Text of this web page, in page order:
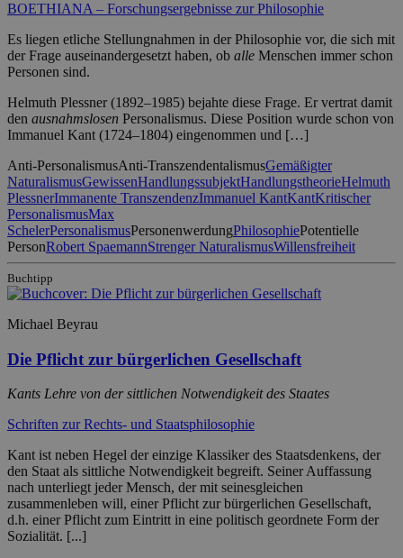
BOETHIANA – Forschungsergebnisse zur Philosophie
Es liegen etliche Stellungnahmen in der Philosophie vor, die sich mit
der Frage auseinandergesetzt haben, ob alle Menschen immer schon
Personen sind.
Helmuth Plessner (1892–1985) bejahte diese Frage. Er vertrat damit
den ausnahmslosen Personalismus. Diese Position wurde schon von
Immanuel Kant (1724–1804) eingenommen und […]
Anti-PersonalismusAnti-TranszendentalismusGemäßigter
NaturalismusGewissenHandlungssubjektHandlungstheorieHelmuth
PlessnerImmanente TranszendenzImmanuel KantKantKritischer
PersonalismusMax
SchelerPersonalismusPersonenwerdungPhilosophiePotentielle
PersonRobert SpaemannStrenger NaturalismusWillensfreiheit
Buchtipp
Michael Beyrau
Die Pflicht zur bürgerlichen Gesellschaft
Kants Lehre von der sittlichen Notwendigkeit des Staates
Schriften zur Rechts- und Staatsphilosophie
Kant ist neben Hegel der einzige Klassiker des Staatsdenkens, der
den Staat als sittliche Notwendigkeit begreift. Seiner Auffassung
nach unterliegt jeder Mensch, der mit seinesgleichen
zusammenleben will, einer Pflicht zur bürgerlichen Gesellschaft,
d.h. einer Pflicht zum Eintritt in eine politisch geordnete Form der
Sozialität. [...]